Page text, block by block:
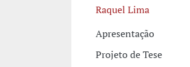
Raquel Lima
Apresentação
Projeto de Tese